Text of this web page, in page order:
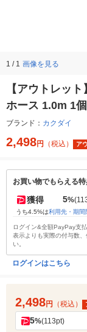
1 / 1 画像を見る
【アウトレッ
ホース 1.0m 1個
ブランド： カクダイ
2,498円 （税込） ア
お買い物でもらえる
獲得 5%
うち4.5%は利用先・期間
ログイン&全額PayPay支
表示よりも実際の付与数
い。
ログインはこちら
2,498円 （税込）
5%(113pt)